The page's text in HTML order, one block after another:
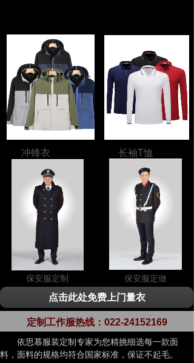
冲锋衣 长袖T恤
保安服定做
保安服定制
点击此处免费上门量衣
定制工作服热线： 022-24152169
依思慕服装定制专家为您精挑细选每一款面
料，面料的规格均符合国家标准，保证不起毛。